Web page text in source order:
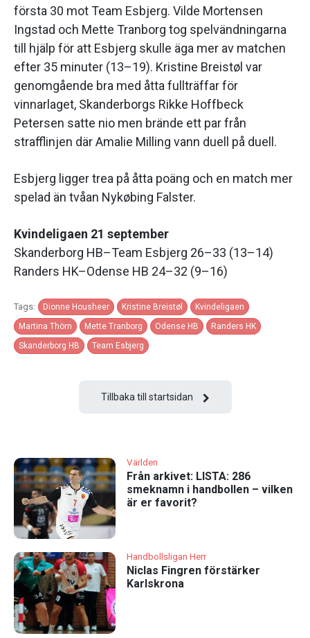
första 30 mot Team Esbjerg. Vilde Mortensen
Ingstad och Mette Tranborg tog spelvändningarna
till hjälp för att Esbjerg skulle äga mer av matchen
efter 35 minuter (13–19). Kristine Breistøl var
genomgående bra med åtta fullträffar för
vinnarlaget, Skanderborgs Rikke Hoffbeck
Petersen satte nio men brände ett par från
strafflinjen där Amalie Milling vann duell på duell.
Esbjerg ligger trea på åtta poäng och en match mer
spelad än tvåan Nykøbing Falster.
Kvindeligaen 21 september
Skanderborg HB–Team Esbjerg 26–33 (13–14)
Randers HK–Odense HB 24–32 (9–16)
Tags: Dionne Housheer Kristine Breistøl
Kvindeligaen
Martina Thörn
Mette Tranborg Odense HB
Randers HK
Skanderborg HB
Team Esbjerg
Tillbaka till startsidan
Världen
Från arkivet: LISTA: 286
smeknamn i handbollen – vilken
är er favorit?
Handbollsligan Herr
Niclas Fingren förstärker
Karlskrona